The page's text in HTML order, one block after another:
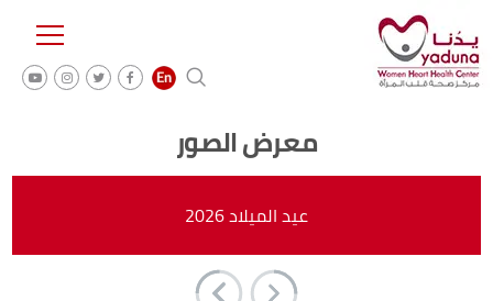
معرض الصور
عيد الميلاد 2026